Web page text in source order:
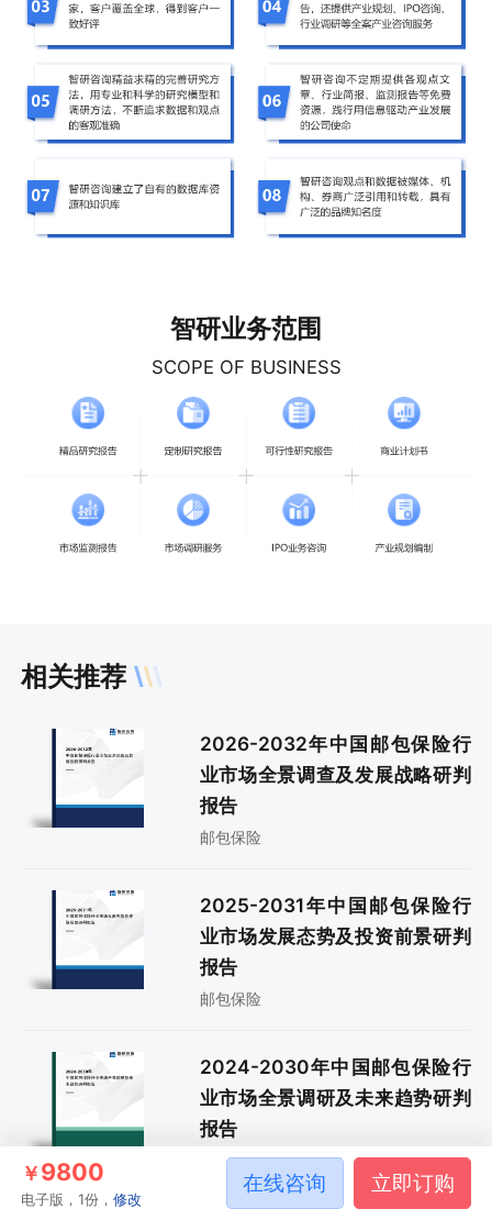
智研业务范围
SCOPE OF BUSINESS
相关推荐
2026-2032年中国邮包保险行
业市场全景调查及发展战略研判
报告
邮包保险
2025-2031年中国邮包保险行
业市场发展态势及投资前景研判
报告
邮包保险
2024-2030年中国邮包保险行
业市场全景调研及未来趋势研判
报告
邮包保险
￥9800
电子版，1份，修改
在线咨询 立即订购